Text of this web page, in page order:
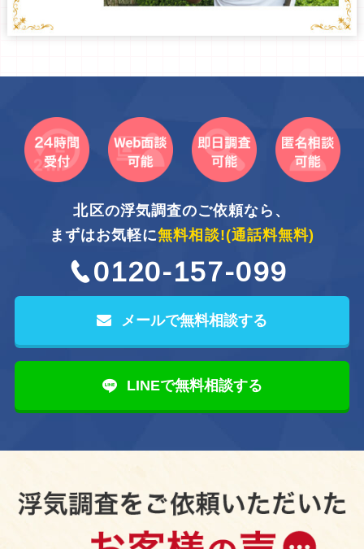
北区の浮気調査のご依頼なら、
まずはお気軽に無料相談!(通話料無料)
0120-157-099
メールで無料相談する
LINEで無料相談する